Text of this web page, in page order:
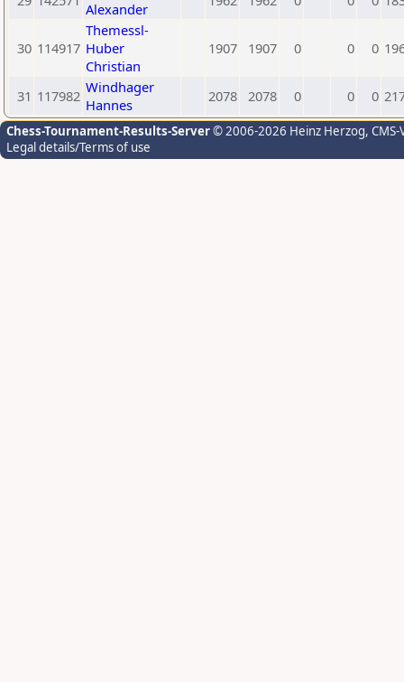
Alexander
30 114917
Themessl-
Huber
Christian
1907 1907 0 0 0
31 117982 Windhager
Hannes
2078 2078 0 0 0
Chess-Tournament-Results-Server© 2006-2026 Heinz Herzog,
Legal details/Terms of use